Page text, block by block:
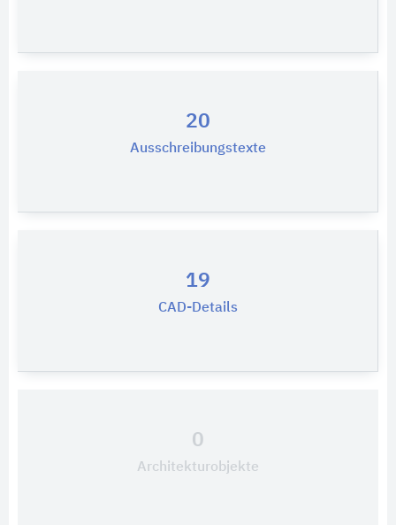
20
Ausschreibungstexte
19
CAD-Details
0
Architekturobjekte